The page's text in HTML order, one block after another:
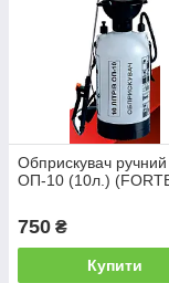
Обприскувач ручний
ОП-10 (10л.)
750 ₴
Купити